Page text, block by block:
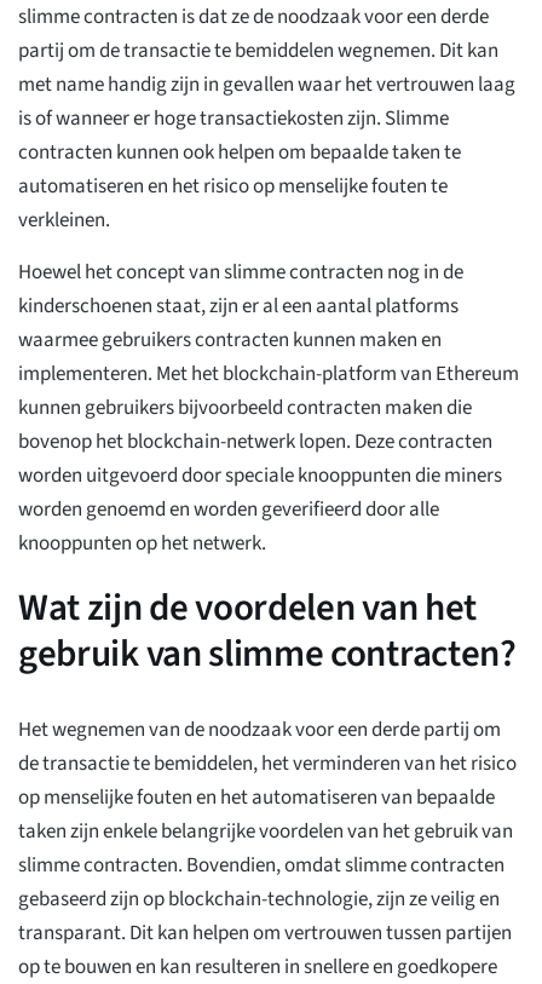
slimme contracten is dat ze de noodzaak voor een derde
partij om de transactie te bemiddelen wegnemen. Dit kan
met name handig zijn in gevallen waar het vertrouwen laag
is of wanneer er hoge transactiekosten zijn. Slimme
contracten kunnen ook helpen om bepaalde taken te
automatiseren en het risico op menselijke fouten te
verkleinen.
Hoewel het concept van slimme contracten nog in de
kinderschoenen staat, zijn er al een aantal platforms
waarmee gebruikers contracten kunnen maken en
implementeren. Met het blockchain-platform van Ethereum
kunnen gebruikers bijvoorbeeld contracten maken die
bovenop het blockchain-netwerk lopen. Deze contracten
worden uitgevoerd door speciale knooppunten die miners
worden genoemd en worden geverifieerd door alle
knooppunten op het netwerk.
Wat zijn de voordelen van het
gebruik van slimme contracten?
Het wegnemen van de noodzaak voor een derde partij om
de transactie te bemiddelen, het verminderen van het risico
op menselijke fouten en het automatiseren van bepaalde
taken zijn enkele belangrijke voordelen van het gebruik van
slimme contracten. Bovendien, omdat slimme contracten
gebaseerd zijn op blockchain-technologie, zijn ze veilig en
transparant. Dit kan helpen om vertrouwen tussen partijen
op te bouwen en kan resulteren in snellere en goedkopere